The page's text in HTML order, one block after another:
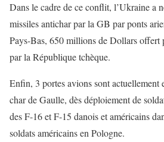
Dans le cadre de ce conflit, l’Ukraine a
missiles antichar par la GB par ponts
Pays-Bas, 650 millions de Dollars offert
par la République tchèque.
Enfin, 3 portes avions sont actuellement
char de Gaulle, dès déploiement de
des F-16 et F-15 danois et américains
soldats américains en Pologne.